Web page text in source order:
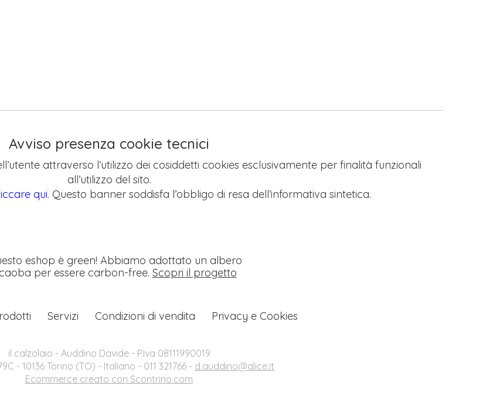
Avviso presenza cookie tecnici
attraverso l’utilizzo dei cosiddetti cookies esclusivamente per finalità funzionali
all’utilizzo del sito.
qui. Questo banner soddisfa l’obbligo di resa dell’informativa sintetica.
eshop è green! Abbiamo adottato un albero
per essere carbon-free. Scopri il progetto
Servizi Condizioni di vendita Privacy e Cookies
il calzolaio - Auddino Davide - P.Iva 08111990019
- 10136 Torino (TO) - Italiano - 011 321766 - d.auddino@alice.it
Ecommerce creato con Scontrino.com